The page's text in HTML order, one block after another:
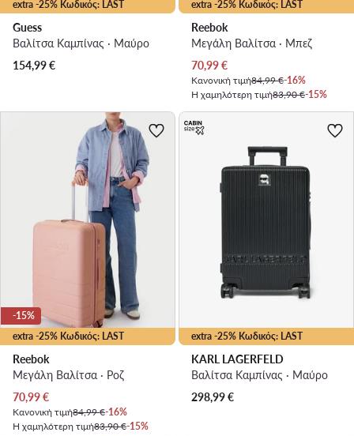
extra -25% Κωδικός: LAST
Guess
Βαλίτσα Καμπίνας · Μαύρο
154,99€
extra -25% Κωδικός: LAST
Reebok
Μεγάλη Βαλίτσα · Μπεζ
Τρέχουσα τιμή
70,99€
Κανονική τιμή84,99 €-16%
Η χαμηλότερη τιμή83,90 €-15%
extra -25% Κωδικός: LAST
-15%
Reebok
Μεγάλη Βαλίτσα · Ροζ
Τρέχουσα τιμή
70,99€
Κανονική τιμή84,99 €-16%
Η χαμηλότερη τιμή83,90 €-15%
extra -25% Κωδικός: LAST
KARL LAGERFELD
Βαλίτσα Καμπίνας · Μαύρο
298,99€